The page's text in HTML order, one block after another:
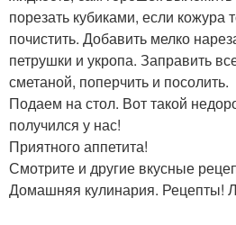
порезать кубиками, если кожура
почистить. Добавить мелко
петрушки и укропа. Заправить
сметаной, поперчить и посолить.
Подаем на стол. Вот такой
получился у нас!
Приятного аппетита!
Смотрите и другие вкусные
Домашняя кулинария. Рецепты!